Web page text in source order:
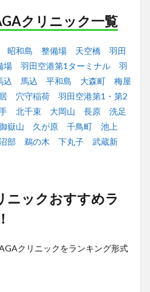
クリニック一覧
昭和島 整備場 天空橋
羽田
場 羽田空港第1ターミナル
羽
込 馬込 平和島 大森町
梅屋
穴守稲荷
羽田空港第1・第2
北千束 大岡山 長原
洗足
嶽山 久が原 千鳥町
池上
部 鵜の木 下丸子
武蔵新
ニックおすすめラ
クリニックをランキング形式